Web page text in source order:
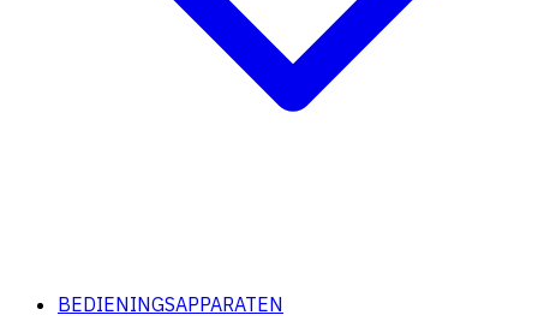
BEDIENINGSAPPARATEN